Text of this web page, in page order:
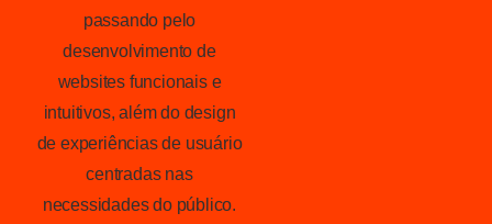
passando pelo
desenvolvimento de
websites funcionais e
intuitivos, além do design
de experiências de usuário
centradas nas
necessidades do público.